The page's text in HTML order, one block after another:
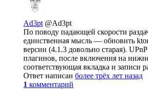
Ad3pt @Ad3pt
По поводу падающей скорости
единственная мысль — обновить
версии (4.1.3 довольно старая).
плагинов, после включения на
соответствующая вкладка и записи
Ответ написан более трёх лет назад
1 комментарий